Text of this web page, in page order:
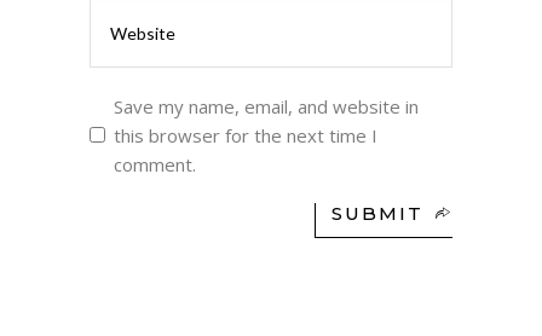
Save my name, email, and website in
this browser for the next time I
comment.
SUBMIT